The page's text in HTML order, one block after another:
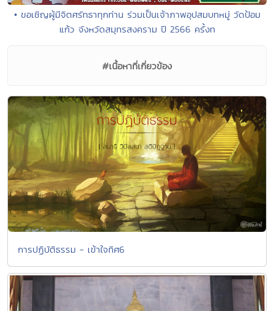
• ขอเชิญผู้มีจิตศรัทธาทุกท่าน ร่วมเป็นเจ้าภาพอุปสมบทหมู่ วัดป้อม
แก้ว จังหวัดสมุทรสงคราม ปี 2566 ครั้งท
#เนื้อหาที่เกี่ยวข้อง
การปฏิบัติธรรม - เข้าใจทิศ6